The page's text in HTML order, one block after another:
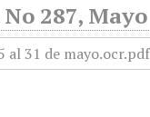
287,